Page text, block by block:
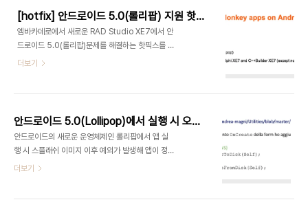
안드로이드 L 스타일팩 활용안드로이드 5.0(롤리
팝) 지원 핫픽스
[hotfix] 안드로이드 5.0(롤리팝) 지원 핫픽스
엠바카데로에서 새로운 RAD Studio XE7에서 안
드로이드 5.0(롤리팝)문제를 해결하는 핫픽스를 내
놓았습니다. 그간, 안드로이드에서는 앱을 구동 시키
안드로이드 5.0에서는 ART가 기본 구동 방식으로
채택되었습니다.(안드로이드 4.4에서는 개발자 옵
션으로 ART 적용) 엠바카데로에서는 발빠르게 이에
대응(롤리팝 사용자 0.1 %)했고, 아래 핫픽스를 통
해 안드로이드 5.0을 (베타)지원합니다.
더보기
안드로이드 5.0(Lollipop)에서 실행 시 오류대응 방법
안드로이드의 새로운 운영체제인 롤리팝에서 앱 실
행 시 스플래쉬 이미지 이후 예외가 발생해 앱이 정상
구동되지 않는 이슈가 발생하고 있습니다. 간단하게
더보기